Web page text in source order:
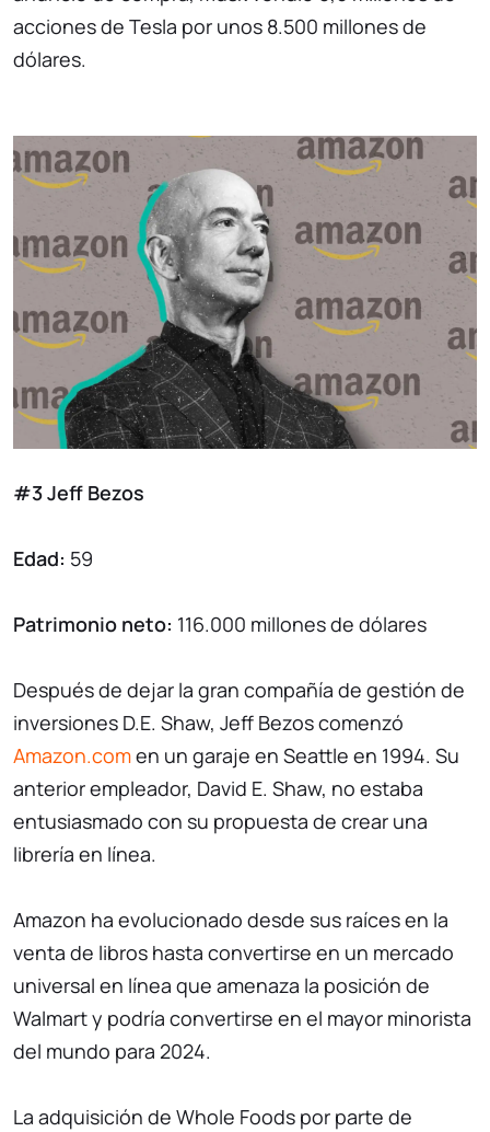
acciones de Tesla por unos 8.500 millones de
dólares.
#3 Jeff Bezos
Edad: 59
Patrimonio neto: 116.000 millones de dólares
Después de dejar la gran compañía de gestión de
inversiones D.E. Shaw, Jeff Bezos comenzó
Amazon.comen un garaje en Seattle en 1994. Su
anterior empleador, David E. Shaw, no estaba
entusiasmado con su propuesta de crear una
librería en línea.
Amazon ha evolucionado desde sus raíces en la
venta de libros hasta convertirse en un mercado
universal en línea que amenaza la posición de
Walmart y podría convertirse en el mayor minorista
del mundo para 2024.
La adquisición de Whole Foods por parte de